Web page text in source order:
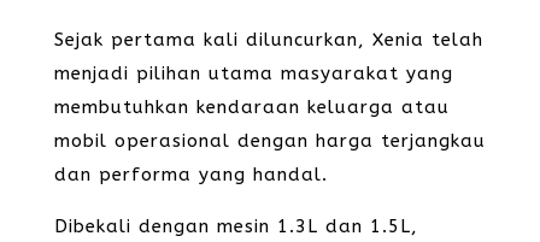
Sejak pertama kali diluncurkan, Xenia telah
menjadi pilihan utama masyarakat yang
membutuhkan kendaraan keluarga atau
mobil operasional dengan harga terjangkau
dan performa yang handal.
Dibekali dengan mesin 1.3L dan 1.5L,